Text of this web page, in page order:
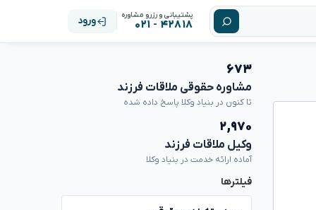
پشتیبانی و رزرو مشاوره
۴۲۸۱۸ - ۰۲۱ ورود
۶۷۳
مشاوره حقوقی ملاقات فرزند
تا کنون در بنیاد وکلا پاسخ داده شده
۲,۹۷۰
وکیل ملاقات فرزند
آماده ارائه خدمت در بنیاد وکلا
فیلترها